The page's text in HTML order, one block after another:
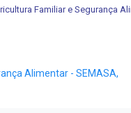
Familiar e Segurança
Alimentar - SEMASA,